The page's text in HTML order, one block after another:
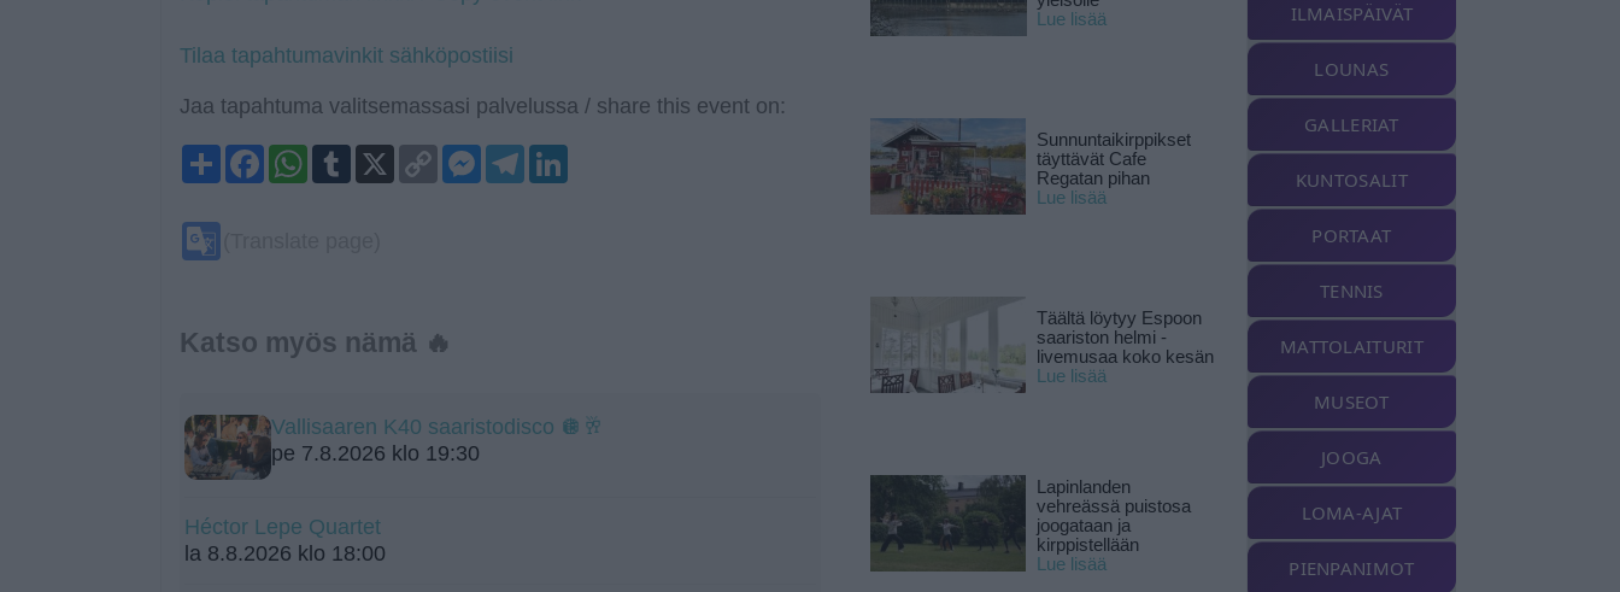
Tilaa tapahtumavinkit sähköpostiisi
Jaa tapahtuma valitsemassasi palvelussa / share this event on:
ShareFacebookWhatsApp
Tumblr
X
Copy
Link
Messenger
Telegram
Katso myös nämä 🔥
Vallisaaren K40 saaristodisco 🪩🥂
pe 7.8.2026 klo 19:30
Héctor Lepe Quartet
la 8.8.2026 klo 18:00
Lue lisää
Sunnuntaikirppikset
täyttävät Cafe
Regatan pihan
Lue lisää
Täältä löytyy Espoon
saariston helmi -
livemusaa koko kesän
Lue lisää
Lapinlanden
vehreässä puistosa
joogataan ja
kirppistellään
Lue lisää
ILMAISPÄIVÄT
LOUNAS
GALLERIAT
KUNTOSALIT
PORTAAT
TENNIS
MATTOLAITURIT
MUSEOT
JOOGA
LOMA-AJAT
PIENPANIMOT